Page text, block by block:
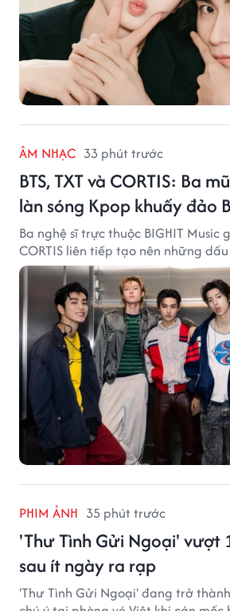
ÂM NHẠC 33 phút trước
BTS, TXT và CORTIS: Ba
làn sóng Kpop khuấy đảo
Ba nghệ sĩ trực thuộc BIGHIT Music
CORTIS liên tiếp tạo nên những
PHIM ẢNH 35 phút trước
'Thư Tình Gửi Ngoại' vượt
sau ít ngày ra rạp
'Thư Tình Gửi Ngoại' đang trở